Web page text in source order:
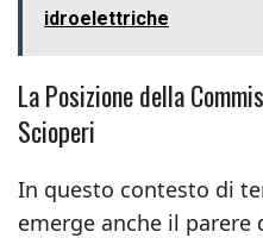
idroelettriche
La Posizione della
Scioperi
In questo contesto di
emerge anche il